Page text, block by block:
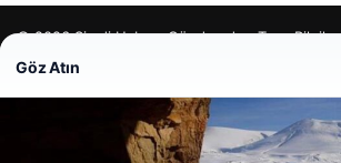
© 2026 Şimdi Haber- Gündemden Taze Bilgiler
Göz Atın